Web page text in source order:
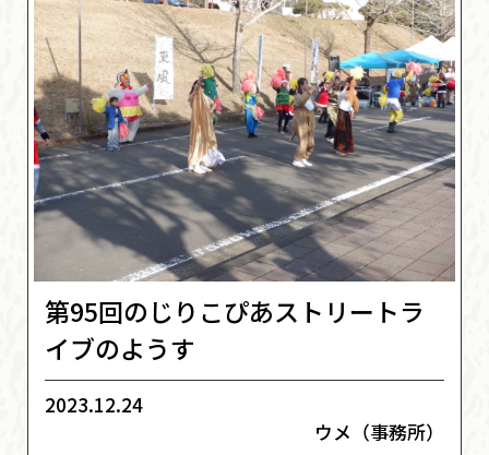
第95回のじりこぴあストリートラ
イブのようす
2023.12.24
ウメ（事務所）